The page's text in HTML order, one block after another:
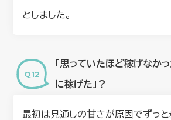
としました。
「思っていたほど稼げなかっ
に稼げた」？
最初は見通しの甘さが原因でずっ